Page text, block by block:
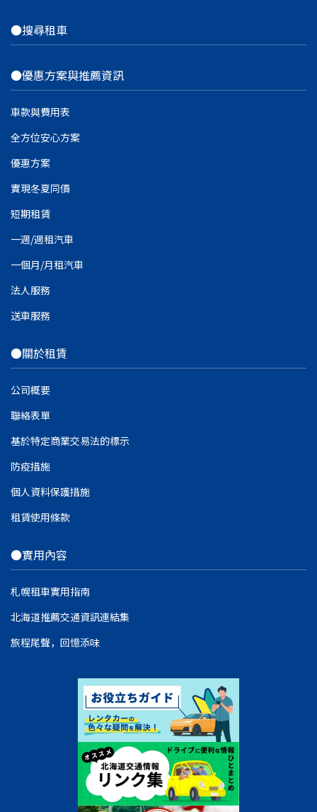
●搜尋租車
●優惠方案與推薦資訊
車款與費用表
全方位安心方案
優惠方案
實現冬夏同價
短期租賃
一週/週租汽車
一個月/月租汽車
法人服務
送車服務
●關於租賃
公司概要
聯絡表單
基於特定商業交易法的標示
防疫措施
個人資料保護措施
租賃使用條款
●實用內容
札幌租車實用指南
北海道推薦交通資訊連結集
旅程尾聲，回憶添味